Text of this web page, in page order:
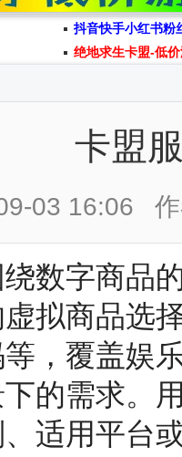
抖音快手小红书粉
绝地求生卡盟-低
卡盟
03 16:06
数字商品
拟商品选
，覆盖娱
的需求。
适用平台